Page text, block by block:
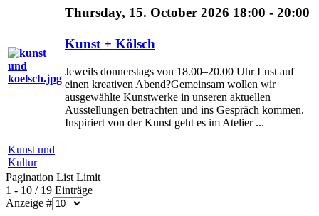
Thursday, 15. October 2026 18:00 - 20:00
Kunst + Kölsch
Jeweils donnerstags von 18.00–20.00 Uhr Lust auf
einen kreativen Abend?Gemeinsam wollen wir
ausgewählte Kunstwerke in unseren aktuellen
Ausstellungen betrachten und ins Gespräch kommen.
Inspiriert von der Kunst geht es im Atelier ...
Kunst und
Kultur
Pagination List Limit
1 - 10 / 19 Einträge
Anzeige #